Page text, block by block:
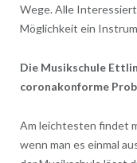
Wege. Alle
Möglichkeit ein
Die Musikschule
coronakonforme
Am leichtesten findet
wenn man es einmal